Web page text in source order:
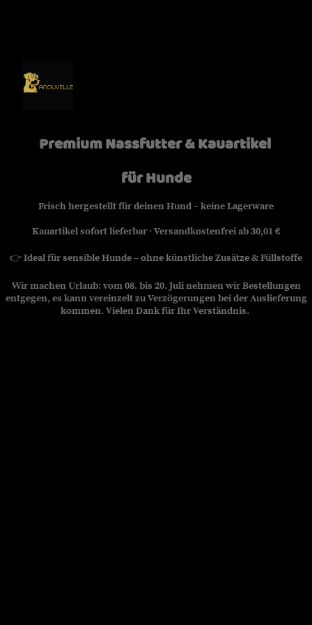
Premium Nassfutter & Kauartikel
für Hunde
Frisch hergestellt für deinen Hund – keine Lagerware
Kauartikel sofort lieferbar · Versandkostenfrei ab 30,01 €
👉Ideal für sensible Hunde – ohne künstliche Zusätze & Füllstoffe
Wir machen Urlaub: vom 08. bis 20. Juli nehmen wir Bestellungen
entgegen, es kann vereinzelt zu Verzögerungen bei der Auslieferung
kommen. Vielen Dank für Ihr Verständnis.